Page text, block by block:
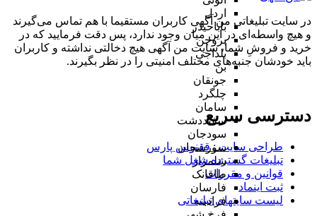
اردل
باباحیدر
بروجن
بلداجی
بن
جونقان
چلگرد
سامان
سفیددشت
سودجان
سورشجان
شلمزار
طاقانک
فارسان
فرادبنه
در سایت تبلیغاتی من آگهی کاربران مستقیما با هم تماس می‌گیرند
و هیچ واسطه‌ای در این میان وجود ندارد، پس دقت فرمایید که در
خرید و فروشِ شما، سایت من آگهی هیچ دخالتی نداشته و کاربران
باید خودشان جنبه‌های مختلف امنیتی را در نظر بگیرند.
دسترسی سریع
طراحی سایت :‌ ققنوس پارس
تبلیغات گسترده شغل شما
قوانین و مقررات
ثبت اینماد
لیست سایتهای تبلیغاتی